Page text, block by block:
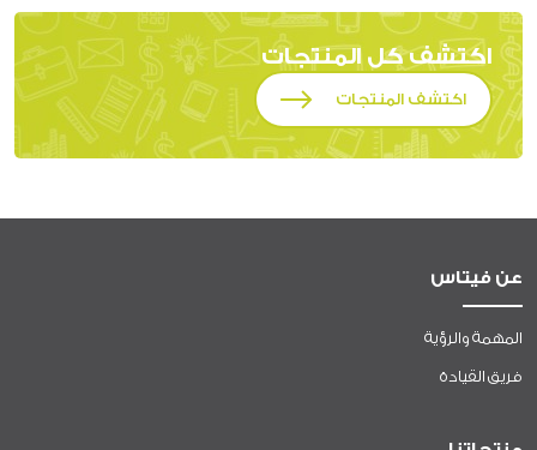
اكتشف كل المنتجات
اكتشف المنتجات
عن فيتاس
المهمة والرؤية
فريق القيادة